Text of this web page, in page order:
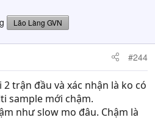
Lão Làng GVN
#244
trận đầu và xác nhận là ko có
sample mới chậm.
như slow mo đâu. Chậm là